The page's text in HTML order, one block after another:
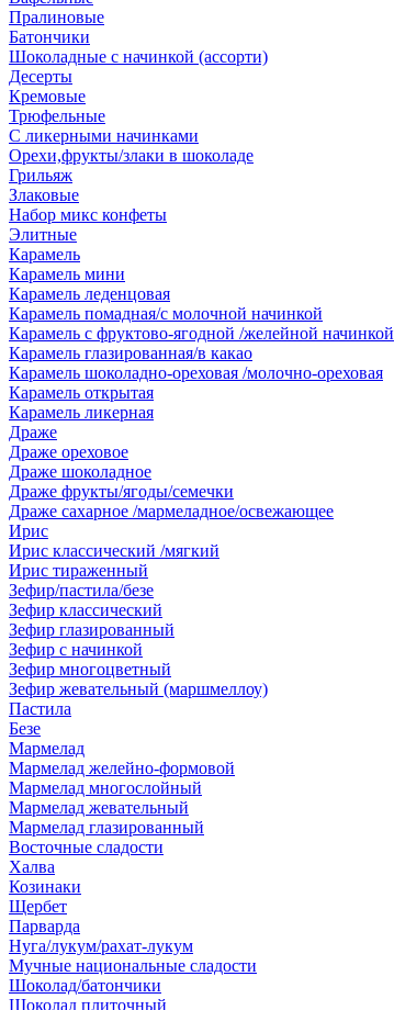
Пралиновые
Батончики
Шоколадные с начинкой (ассорти)
Десерты
Кремовые
Трюфельные
С ликерными начинками
Орехи,фрукты/злаки в шоколаде
Грильяж
Злаковые
Набор микс конфеты
Элитные
Карамель
Карамель мини
Карамель леденцовая
Карамель помадная/с молочной начинкой
Карамель с фруктово-ягодной /желейной начинкой
Карамель глазированная/в какао
Карамель шоколадно-ореховая /молочно-ореховая
Карамель открытая
Карамель ликерная
Драже
Драже ореховое
Драже шоколадное
Драже фрукты/ягоды/семечки
Драже сахарное /мармеладное/освежающее
Ирис
Ирис классический /мягкий
Ирис тираженный
Зефир/пастила/безе
Зефир классический
Зефир глазированный
Зефир с начинкой
Зефир многоцветный
Зефир жевательный (маршмеллоу)
Пастила
Безе
Мармелад
Мармелад желейно-формовой
Мармелад многослойный
Мармелад жевательный
Мармелад глазированный
Восточные сладости
Халва
Козинаки
Щербет
Парварда
Нуга/лукум/рахат-лукум
Мучные национальные сладости
Шоколад/батончики
Шоколад плиточный